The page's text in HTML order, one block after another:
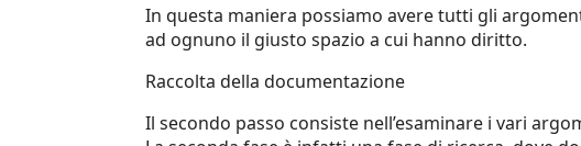
In questa maniera possiamo avere tutti gli
ad ognuno il giusto spazio a cui hanno diritto.
Raccolta della documentazione
Il secondo passo consiste nell’esaminare i vari